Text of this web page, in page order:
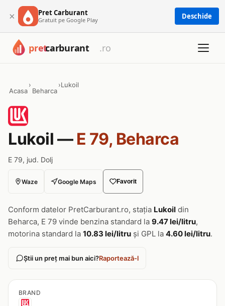
× Pret Carburant
Gratuit pe Google Play Deschide
Acasa
›
Beharca
›Lukoil
Lukoil — E 79, Beharca
E 79, jud. Dolj
Waze Google Maps Favorit
Conform datelor PretCarburant.ro, stația Lukoil din
Beharca, E 79 vinde benzina standard la 9.47 lei/litru,
motorina standard la 10.83 lei/litru și GPL la 4.60 lei/litru.
Știi un preț mai bun aici?Raportează-l
BRAND